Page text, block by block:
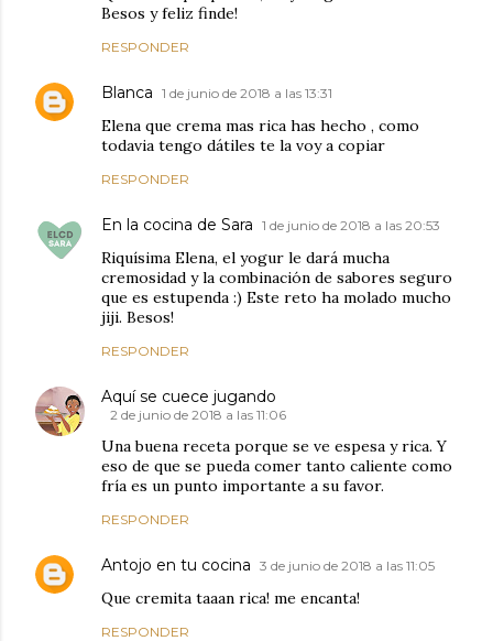
Besos y feliz finde!
RESPONDER
Blanca 1 de junio de 2018 a las 13:31
Elena que crema mas rica has hecho , como
todavia tengo dátiles te la voy a copiar
RESPONDER
En la cocina de Sara 1 de junio de 2018 a las 20:53
Riquísima Elena, el yogur le dará mucha
cremosidad y la combinación de sabores seguro
que es estupenda :) Este reto ha molado mucho
jiji. Besos!
RESPONDER
Aquí se cuece jugando
2 de junio de 2018 a las 11:06
Una buena receta porque se ve espesa y rica. Y
eso de que se pueda comer tanto caliente como
fría es un punto importante a su favor.
RESPONDER
Antojo en tu cocina 3 de junio de 2018 a las 11:05
Que cremita taaan rica! me encanta!
RESPONDER